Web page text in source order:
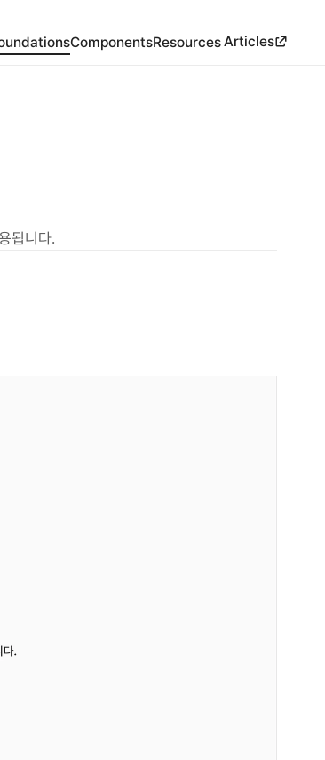
됩니다.
ComponentsResourcesArticles